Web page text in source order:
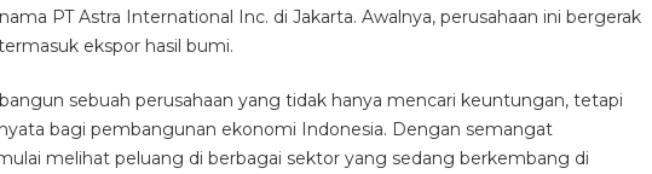
PT Astra International Inc. di Jakarta. Awalnya, perusahaan ini bergerak
ekspor hasil bumi.
sebuah perusahaan yang tidak hanya mencari keuntungan, tetapi
bagi pembangunan ekonomi Indonesia. Dengan semangat
melihat peluang di berbagai sektor yang sedang berkembang di